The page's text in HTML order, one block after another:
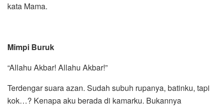
kata Mama.
Mimpi Buruk
“Allahu Akbar! Allahu Akbar!”
Terdengar suara azan. Sudah subuh rupanya, batinku, tapi
kok…? Kenapa aku berada di kamarku. Bukannya